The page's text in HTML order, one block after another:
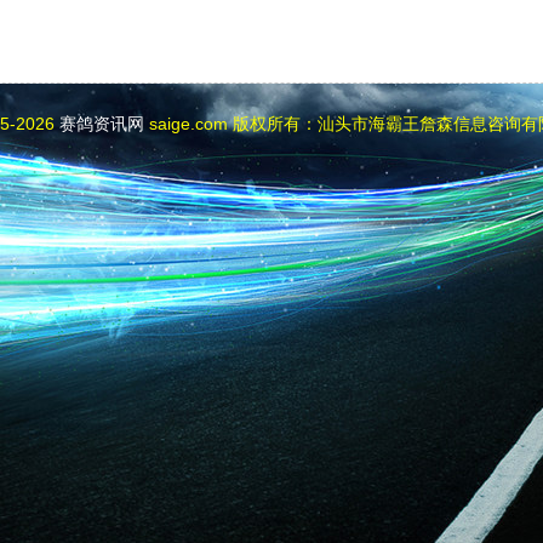
2026 赛鸽资讯网 saige.com 版权所有：汕头市海霸王詹森信息咨询有